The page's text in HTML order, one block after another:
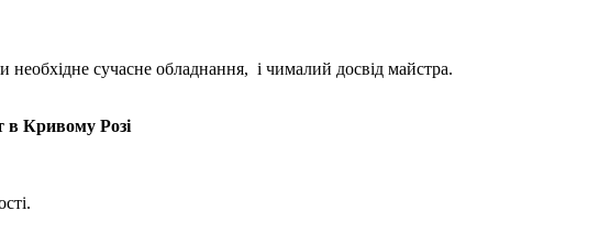
сучасне обладнання, і чималий досвід майстра.
в Кривому Розі